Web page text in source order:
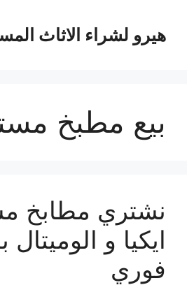
المحتوىهيرو لشراء الاثاث
بيع مطبخ
نشتري مطابخ
ايكيا و
فوري